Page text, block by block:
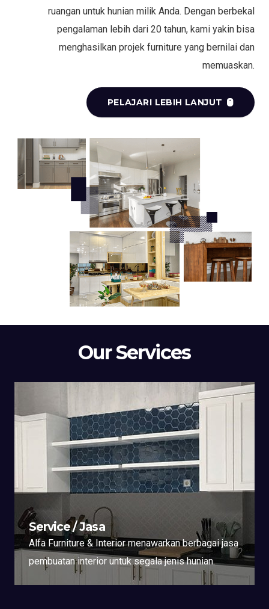
ruangan untuk hunian milik Anda. Dengan berbekal
pengalaman lebih dari 20 tahun, kami yakin bisa
menghasilkan projek furniture yang bernilai dan
memuaskan.
PELAJARI LEBIH LANJUT
Our Services
Service / Jasa
Alfa Furniture & Interior menawarkan berbagai jasa
pembuatan interior untuk segala jenis hunian.